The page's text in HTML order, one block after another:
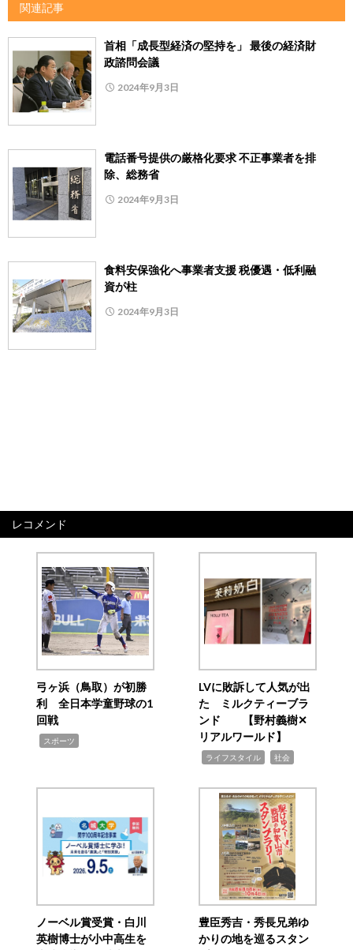
関連記事
首相「成長型経済の堅持を」 最後の経済財
政諮問会議
2024年9月3日
電話番号提供の厳格化要求 不正事業者を排
除、総務省
2024年9月3日
食料安保強化へ事業者支援 税優遇・低利融
資が柱
2024年9月3日
レコメンド
弓ヶ浜（鳥取）が初勝
利 全日本学童野球の1
回戦
スポーツ
LVに敗訴して人気が出
た ミルクティーブラ
ンド 【野村義樹✕
リアルワールド】
ライフスタイル 社会
ノーベル賞受賞・白川
英樹博士が小中高生を
豊臣秀吉・秀長兄弟ゆ
かりの地を巡るスタン